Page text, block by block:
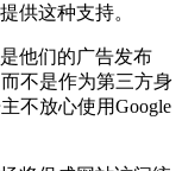
供这种支持。
他们的广告发布
不是作为第三方身
不放心使用Google